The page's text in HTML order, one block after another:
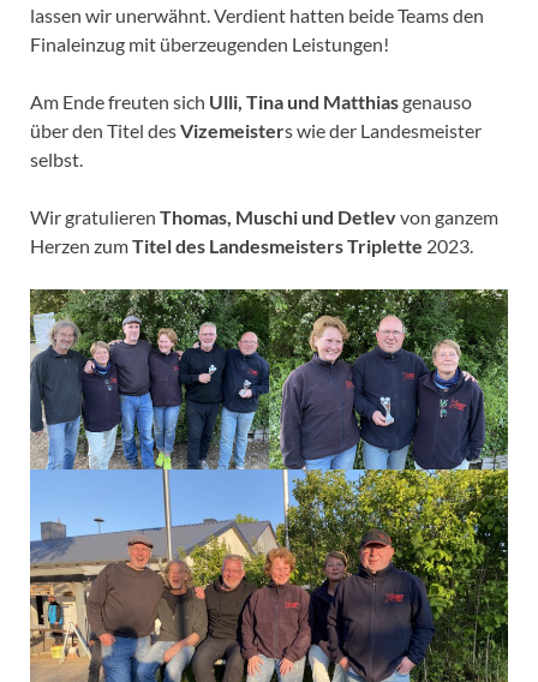
lassen wir unerwähnt. Verdient hatten beide Teams den
Finaleinzug mit überzeugenden Leistungen!
Am Ende freuten sich Ulli, Tina und Matthiasgenauso
über den Titel desVizemeisters wie der Landesmeister
selbst.
Wir gratulieren Thomas, Muschi und Detlevvon ganzem
Herzen zumTitel des Landesmeisters Triplette 2023.